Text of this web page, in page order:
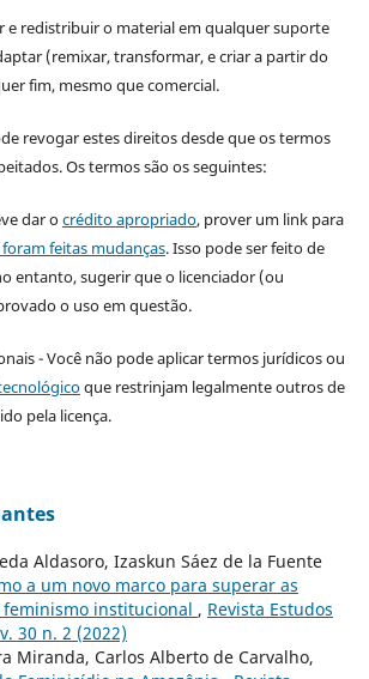
e redistribuir o material em qualquer suporte
(remixar, transformar, e criar a partir do
fim, mesmo que comercial.
revogar estes direitos desde que os termos
Os termos são os seguintes:
dar ocrédito apropriado, prover um link para
foram feitas mudanças. Isso pode ser feito de
entanto, sugerir que o licenciador (ou
o uso em questão.
- Você não pode aplicar termos jurídicos ou
que restrinjam legalmente outros de
pela licença.
Aldasoro, Izaskun Sáez de la Fuente
a um novo marco para superar as
institucional , Revista Estudos
30 n. 2 (2022)
Miranda, Carlos Alberto de Carvalho,